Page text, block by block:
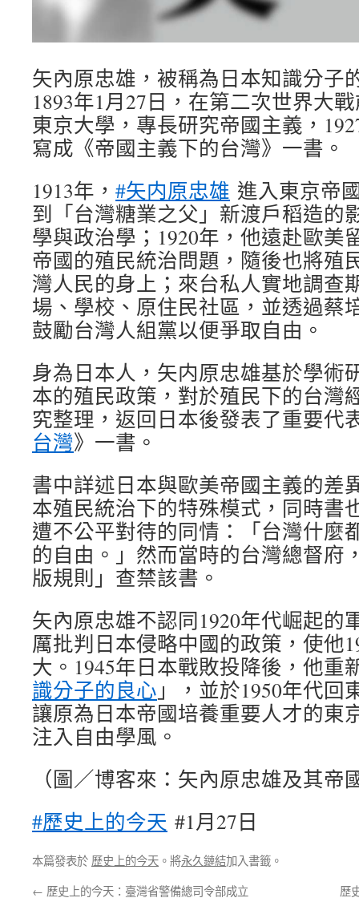
矢內原忠雄，被稱為日本知識分子
1893年1月27日，在第二次世界大
東京大學，專長研究帝國主義，
寫成《帝國主義下的台灣》一書。
1913年， #矢内原忠雄 進入東京帝
到「台灣糖業之父」新渡戶稻造的
學與政治學；1920年，他遠赴歐美
帝國的殖民統治問題，隨後也將殖
灣人民的身上；來台私人實地調查
場、學校、原住民社區，並透過蔡
鼓勵台灣人組黨以便爭取自由。
身為日本人，矢内原忠雄基於學術
本的殖民政策，對於殖民下的台灣
究整理，返回日本後發表了重要代
台灣》一書。
書中詳述日本與歐美帝國主義的差
本殖民統治下的特殊模式，同時書
遭不公平對待的同情：「台灣什麼
的自由。」然而當時的台灣總督府
版規則」查禁該書。
矢內原忠雄不認同1920年代崛起的
厲批判日本侵略中國的政策，使他
大。1945年日本戰敗投降後，他重
識分子的良心 」，並於1950年代回
讓原為日本帝國培養重要人才的東
注入自由學風。
（圖／博客來：矢內原忠雄及其帝
#歷史上的今天 #1月27日
本篇發表於 歷史上的今天 。將永久鏈結加入書籤。
← 歷史上的今天：臺灣省警備總司令部成立 歷